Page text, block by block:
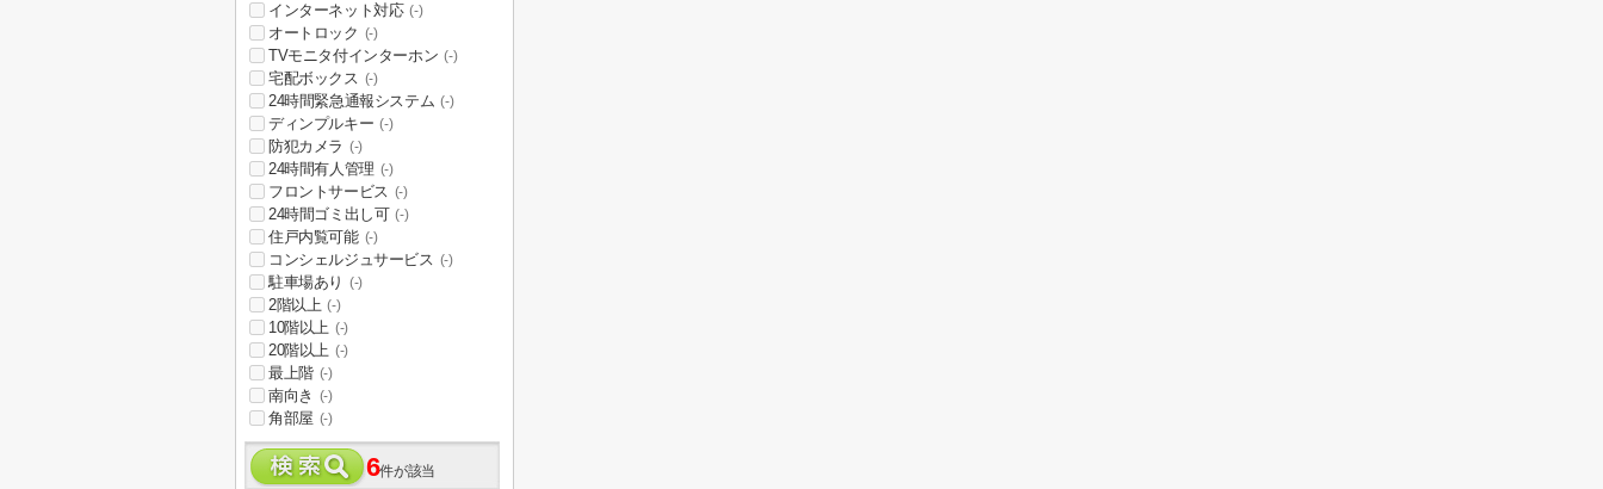
インターネット対応 (-)
オートロック (-)
TVモニタ付インターホン (-)
宅配ボックス (-)
24時間緊急通報システム (-)
ディンプルキー (-)
防犯カメラ (-)
24時間有人管理 (-)
フロントサービス (-)
24時間ゴミ出し可 (-)
住戸内覧可能 (-)
コンシェルジュサービス (-)
駐車場あり (-)
2階以上 (-)
10階以上 (-)
20階以上 (-)
最上階 (-)
南向き (-)
角部屋 (-)
6件が該当